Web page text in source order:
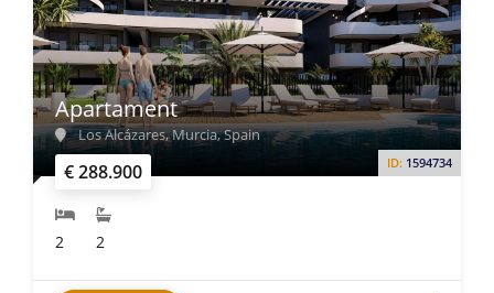
€ 288.900 ID: 1594734
Apartament
Los Alcázares, Murcia, Spain
2 2